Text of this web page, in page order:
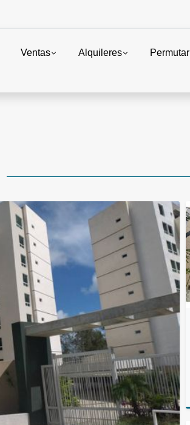
Ventas Alquileres Permutar